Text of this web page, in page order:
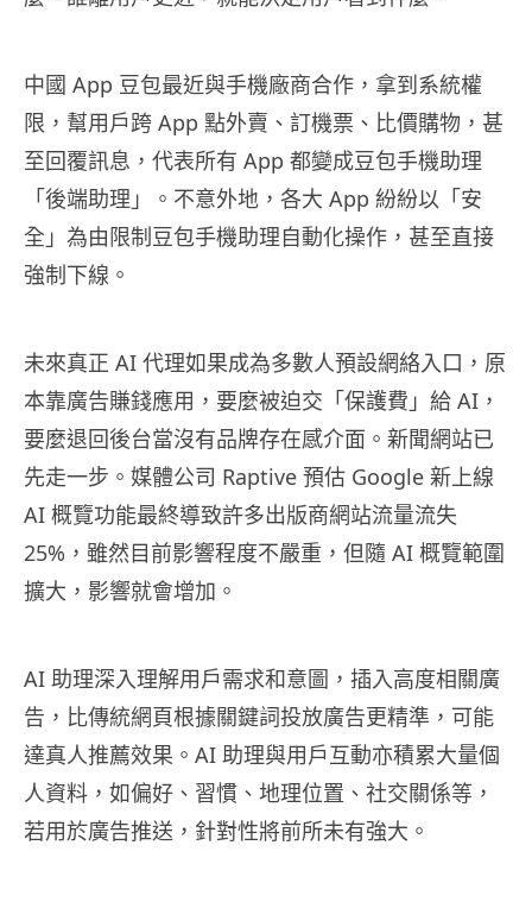
中國 App 豆包最近與手機廠商合作，拿到系統權
限，幫用戶跨 App 點外賣、訂機票、比價購物，甚
至回覆訊息，代表所有 App 都變成豆包手機助理
「後端助理」。不意外地，各大 App 紛紛以「安
全」為由限制豆包手機助理自動化操作，甚至直接
強制下線。
未來真正 AI 代理如果成為多數人預設網絡入口，原
本靠廣告賺錢應用，要麼被迫交「保護費」給 AI，
要麼退回後台當沒有品牌存在感介面。新聞網站已
先走一步。媒體公司 Raptive 預估 Google 新上線
AI 概覽功能最終導致許多出版商網站流量流失
25%，雖然目前影響程度不嚴重，但隨 AI 概覽範圍
擴大，影響就會增加。
AI 助理深入理解用戶需求和意圖，插入高度相關廣
告，比傳統網頁根據關鍵詞投放廣告更精準，可能
達真人推薦效果。AI 助理與用戶互動亦積累大量個
人資料，如偏好、習慣、地理位置、社交關係等，
若用於廣告推送，針對性將前所未有強大。